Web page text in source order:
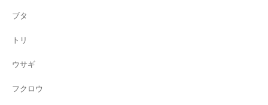
ブタ
トリ
ウサギ
フクロウ